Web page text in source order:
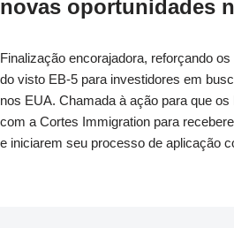
novas oportunidades
Finalização encorajadora, reforçando
do visto EB-5 para investidores em
nos EUA. Chamada à ação para que
com a Cortes Immigration para
e iniciarem seu processo de aplicação